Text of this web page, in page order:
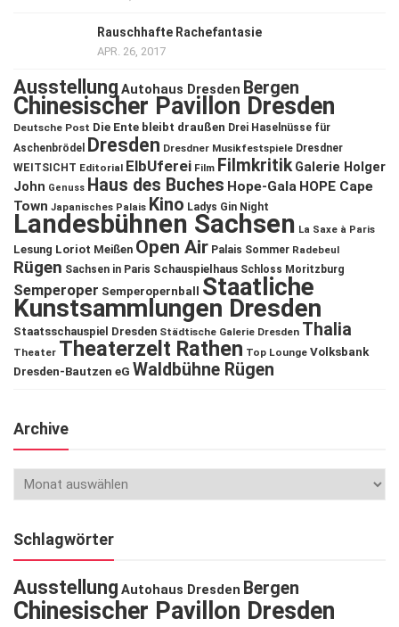
Rauschhafte Rachefantasie
APR. 26, 2017
Ausstellung Autohaus Dresden Bergen
Chinesischer Pavillon Dresden
Deutsche Post Die Ente bleibt draußen Drei Haselnüsse für
Aschenbrödel
Dresden Dresdner Musikfestspiele Dresdner
WEITSICHT Editorial ElbUferei Film Filmkritik Galerie Holger
John Genuss Haus des Buches Hope-Gala HOPE Cape
Town Japanisches Palais Kino Ladys Gin Night
Landesbühnen Sachsen La Saxe à Paris
Lesung Loriot Meißen Open Air Palais Sommer Radebeul
Rügen Sachsen in Paris Schauspielhaus Schloss Moritzburg
Semperoper Semperopernball Staatliche
Kunstsammlungen Dresden
Staatsschauspiel Dresden Städtische Galerie Dresden Thalia
Theater Theaterzelt Rathen Top Lounge Volksbank
Dresden-Bautzen eG Waldbühne Rügen
Archive
Schlagwörter
Ausstellung Autohaus Dresden Bergen
Chinesischer Pavillon Dresden